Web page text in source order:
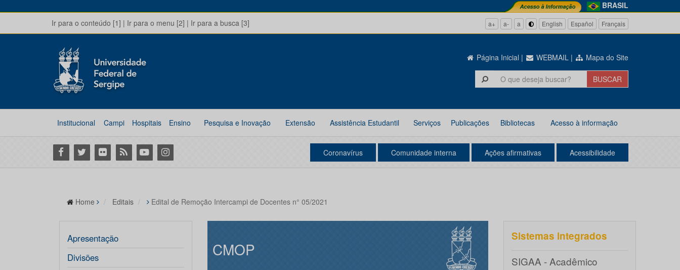
BRASIL
Ir para o conteúdo [1] | Ir para o menu [2] | Ir para a busca [3] a+ a- a English Español Français
Página Inicial | WEBMAIL | Mapa do Site
Institucional Campi Hospitais Ensino Pesquisa e Inovação Extensão Assistência Estudantil Serviços Publicações Bibliotecas Acesso à informação
Facebook
Twitter Flickr RSS YoutubeInstagram Coronavírus Comunidade interna Ações afirmativas Acessibilidade
Home Editais Edital de Remoção Intercampi de Docentes n° 05/2021
Apresentação
Divisões
CMOP
Sistemas integrados
SIGAA - Acadêmico